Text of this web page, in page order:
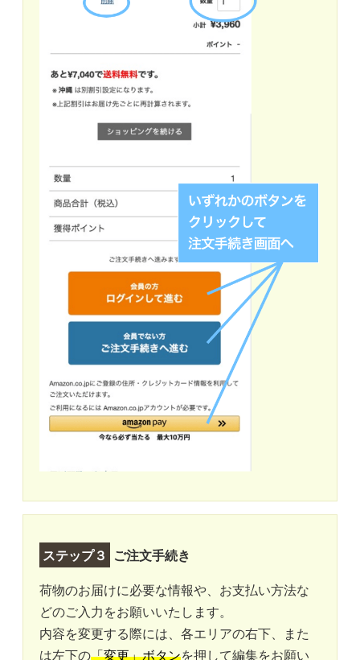
ステップ３ ご注文手続き
荷物のお届けに必要な情報や、お支払い方法な
どのご入力をお願いいたします。
内容を変更する際には、各エリアの右下、また
は左下の「変更」ボタンを押して編集をお願い